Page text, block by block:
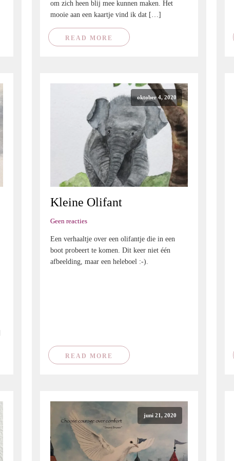
om zich heen blij mee kunnen maken. Het
mooie aan een kaartje vind ik dat […]
READ MORE
oktober 4, 2020
Kleine Olifant
Geen reacties
Een verhaaltje over een olifantje die in een
boot probeert te komen. Dit keer niet één
afbeelding, maar een heleboel :-).
READ MORE
juni 21, 2020